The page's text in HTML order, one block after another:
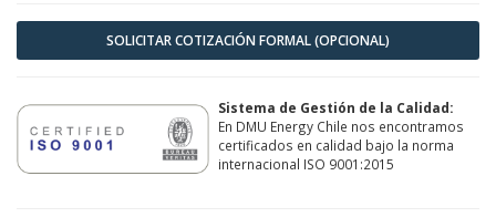
SOLICITAR COTIZACIÓN FORMAL (OPCIONAL)
Sistema de Gestión de la Calidad:
En DMU Energy Chile nos encontramos
certificados en calidad bajo la norma
internacional ISO 9001:2015